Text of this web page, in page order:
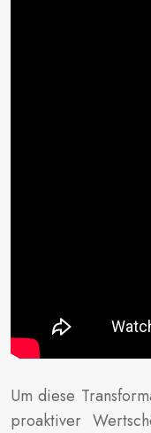
Um diese
proaktiver